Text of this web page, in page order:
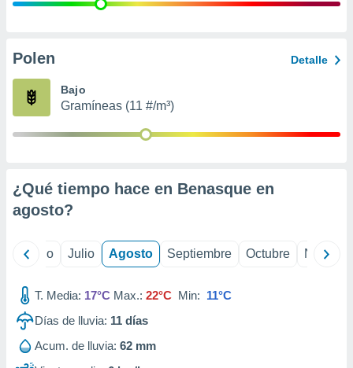
publicidad
de
Polen Detalle
Bajo
Gramíneas (11 #/m³)
¿Qué tiempo hace en Benasque en
agosto?
Junio Julio Agosto Septiembre Octubre
T. Media: 17°C Max.: 22°C Min: 11°C
Días de lluvia: 11 días
Acum. de lluvia: 62 mm